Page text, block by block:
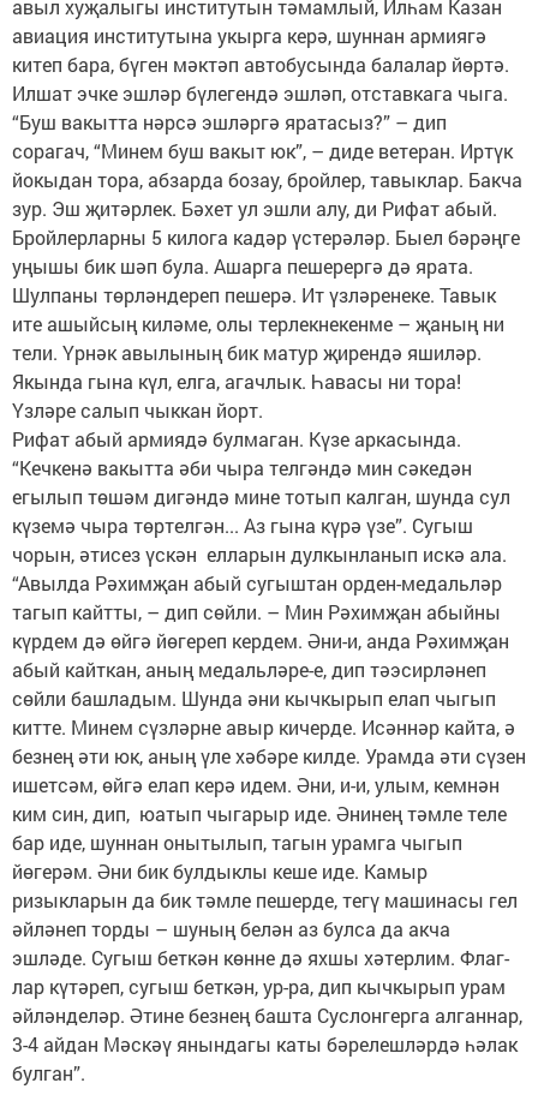
авыл хуҗалыгы институтын тәмамлый, Илһам Казан
авиация институтына укырга керә, шуннан армиягә
китеп бара, бүген мәктәп автобусында балалар йөртә.
Илшат эчке эшләр бүлегендә эшләп, отставкага чыга.
“Буш вакытта нәрсә эшләргә яратасыз?” – дип
сорагач, “Минем буш вакыт юк”, – диде ветеран. Иртүк
йокыдан тора, абзарда бозау, бройлер, тавыклар. Бакча
зур. Эш җитәрлек. Бәхет ул эшли алу, ди Рифат абый.
Бройлерларны 5 килога кадәр үстерәләр. Быел бәрәңге
уңышы бик шәп була. Ашарга пешерергә дә ярата.
Шулпаны төрләндереп пешерә. Ит үзләренеке. Тавык
ите ашыйсың киләме, олы терлекнекенме – җаның ни
тели. Үрнәк авылының бик матур җирендә яшиләр.
Якында гына күл, елга, агачлык. Һавасы ни тора!
Үзләре салып чыккан йорт.
Рифат абый армиядә булмаган. Күзе аркасында.
“Кечкенә вакытта әби чыра телгәндә мин сәкедән
егылып төшәм дигәндә мине тотып калган, шунда сул
күземә чыра төртелгән... Аз гына күрә үзе”. Сугыш
чорын, әтисез үскән елларын дулкынланып искә ала.
“Авылда Рәхимҗан абый сугыштан орден-медальләр
тагып кайтты, – дип сөйли. – Мин Рәхимҗан абыйны
күрдем дә өйгә йөгереп кердем. Әни-и, анда Рәхимҗан
абый кайткан, аның медальләре-е, дип тәэсирләнеп
сөйли башладым. Шунда әни кычкырып елап чыгып
китте. Минем сүзләрне авыр кичерде. Исәннәр кайта, ә
безнең әти юк, аның үле хәбәре килде. Урамда әти сүзен
ишетсәм, өйгә елап керә идем. Әни, и-и, улым, кемнән
ким син, дип, юатып чыгарыр иде. Әнинең тәмле теле
бар иде, шуннан онытылып, тагын урамга чыгып
йөгерәм. Әни бик булдыклы кеше иде. Камыр
ризыкларын да бик тәмле пешерде, тегү машинасы гел
әйләнеп торды – шуның белән аз булса да акча
эшләде. Сугыш беткән көнне дә яхшы хәтерлим. Флаг-
лар күтәреп, сугыш беткән, ур-ра, дип кычкырып урам
әйләнделәр. Әтине безнең башта Суслонгерга алганнар,
3-4 айдан Мәскәү янындагы каты бәрелешләрдә һәлак
булган”.